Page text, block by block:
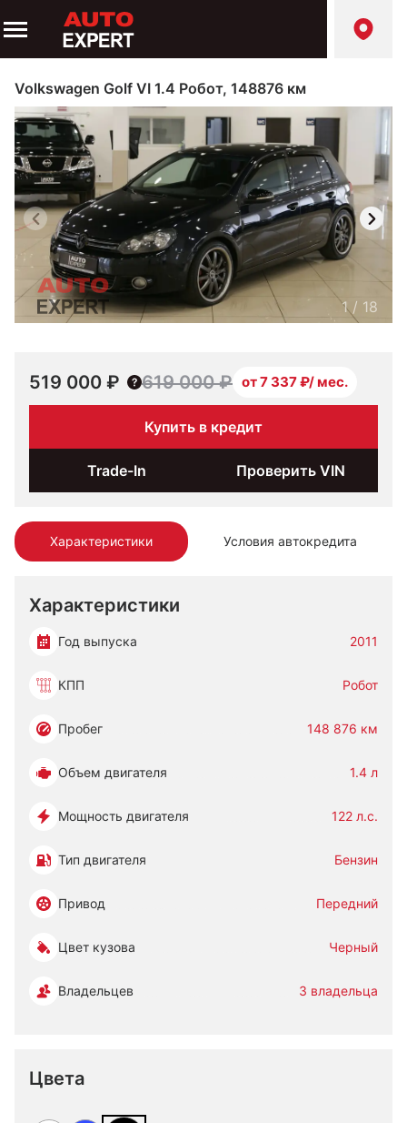
Volkswagen Golf VI 1.4 Робот, 148876 км
Характеристики Условия автокредита
Характеристики
Год выпуска 2011
КПП Робот
Пробег 148 876 км
Объем двигателя 1.4 л
Мощность двигателя 122 л.с.
Тип двигателя Бензин
Привод Передний
Цвет кузова Черный
Владельцев 3 владельца
Цвета
1/ 18
519 000 ₽ 619 000 ₽ от 7 337 ₽/ мес.
Купить в кредит
Trade-In Проверить VIN